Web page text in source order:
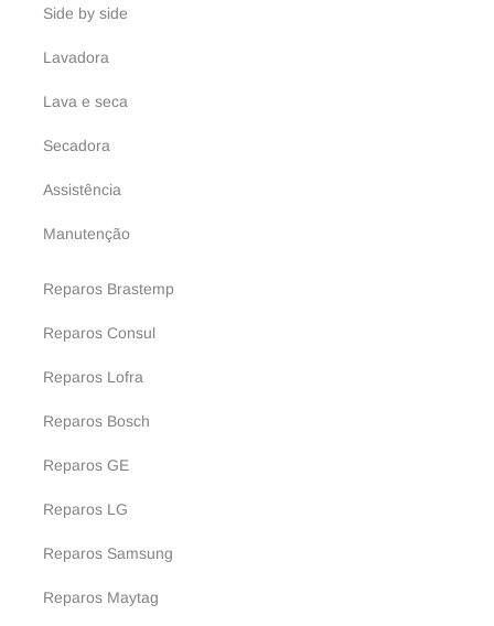
Side by side
Lavadora
Lava e seca
Secadora
Assistência
Manutenção
Reparos Brastemp
Reparos Consul
Reparos Lofra
Reparos Bosch
Reparos GE
Reparos LG
Reparos Samsung
Reparos Maytag